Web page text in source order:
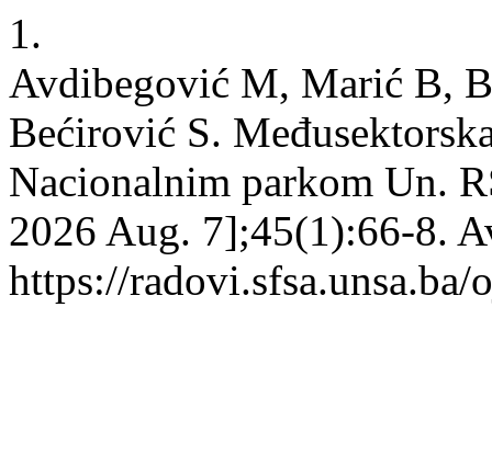
1.
Avdibegović M, Marić B,
Bećirović S.
Nacionalnim parkom Un.
2026 Aug. 7];45(1):66-8.
https://